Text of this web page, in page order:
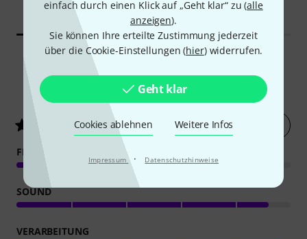
einfach durch einen Klick auf „Geht klar“ zu (alle
anzeigen).
Sie können Ihre erteilte Zustimmung jederzeit
über die Cookie-Einstellungen (hier) widerrufen.
Geht klar
Cookies ablehnen Weitere Infos
Impressum · Datenschutzhinweise
UVP: 15,70 €
-31%
Kundenbewertungen
4.8/ 5 Jetzt bewerten
FEATURES
SOUND
VERARBEITUNG